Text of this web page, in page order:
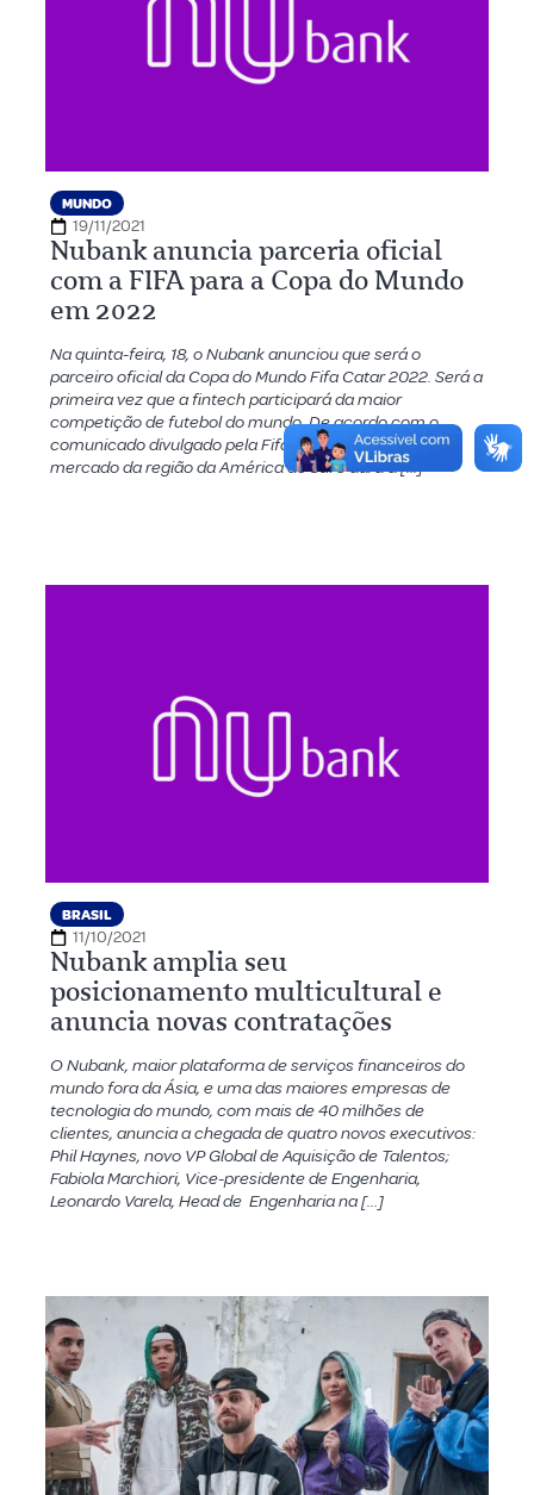
MUNDO
19/11/2021
Nubank anuncia parceria oficial
com a FIFA para a Copa do Mundo
em 2022
Na quinta-feira, 18, o Nubank anunciou que será o
parceiro oficial da Copa do Mundo Fifa Catar 2022. Será a
primeira vez que a fintech participará da maior
competição de futebol do mundo. De acordo com o
comunicado divulgado pela Fifa, o acordo abrange o
mercado da região da América do Sul e dará à […]
BRASIL
11/10/2021
Nubank amplia seu
posicionamento multicultural e
anuncia novas contratações
O Nubank, maior plataforma de serviços financeiros do
mundo fora da Ásia, e uma das maiores empresas de
tecnologia do mundo, com mais de 40 milhões de
clientes, anuncia a chegada de quatro novos executivos:
Phil Haynes, novo VP Global de Aquisição de Talentos;
Fabiola Marchiori, Vice-presidente de Engenharia,
Leonardo Varela, Head de Engenharia na […]